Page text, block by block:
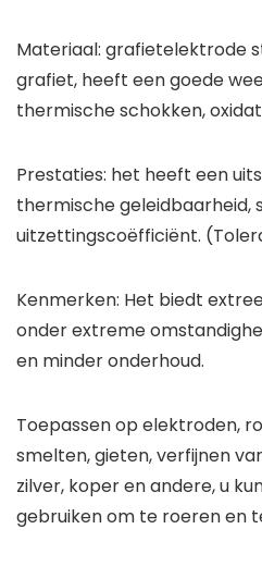
Materiaal: grafietelektrode
grafiet, heeft een goede
thermische schokken,
Prestaties: het heeft een
thermische geleidbaarheid,
uitzettingscoëfficiënt.
Kenmerken: Het biedt
onder extreme
en minder onderhoud.
Toepassen op elektroden,
smelten, gieten, verfijnen
zilver, koper en andere, u
gebruiken om te roeren en